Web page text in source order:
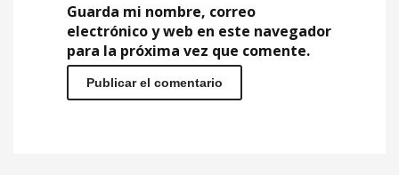
Guarda mi nombre, correo
electrónico y web en este navegador
para la próxima vez que comente.